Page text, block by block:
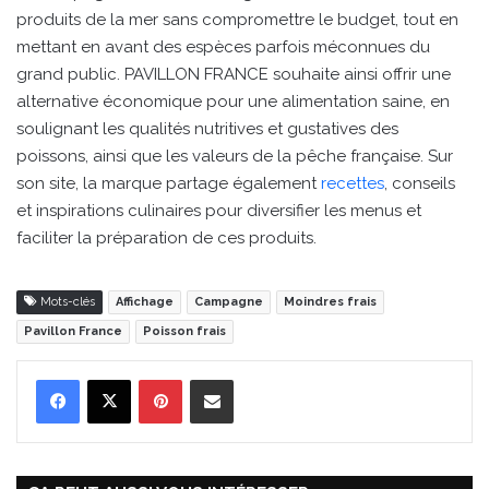
produits de la mer sans compromettre le budget, tout en
mettant en avant des espèces parfois méconnues du
grand public. PAVILLON FRANCE souhaite ainsi offrir une
alternative économique pour une alimentation saine, en
soulignant les qualités nutritives et gustatives des
poissons, ainsi que les valeurs de la pêche française. Sur
son site, la marque partage égalementrecettes, conseils
et inspirations culinaires pour diversifier les menus et
faciliter la préparation de ces produits.
Mots-clés Affichage Campagne Moindres frais
Pavillon France Poisson frais